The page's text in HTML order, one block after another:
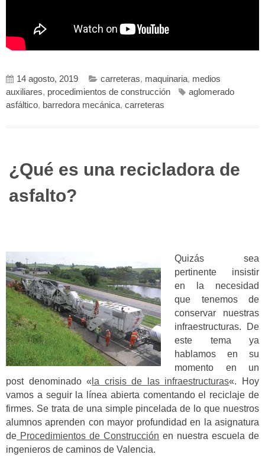
14 agosto, 2019 carreteras, maquinaria, medios
auxiliares, procedimientos de construcción
aglomerado
asfáltico, barredora mecánica, carreteras
¿Qué es una recicladora de
asfalto?
Quizás sea
pertinente insistir
en la necesidad
que tenemos de
conservar nuestras
infraestructuras. De
este tema ya
hablamos en su
momento en un
post denominado « la crisis de las infraestructuras«. Hoy
vamos a seguir la línea abierta comentando el reciclaje de
firmes. Se trata de una simple pincelada de lo que nuestros
alumnos aprenden con mayor profundidad en la asignatura
de Procedimientos de Construcción en nuestra escuela de
ingenieros de caminos de Valencia.